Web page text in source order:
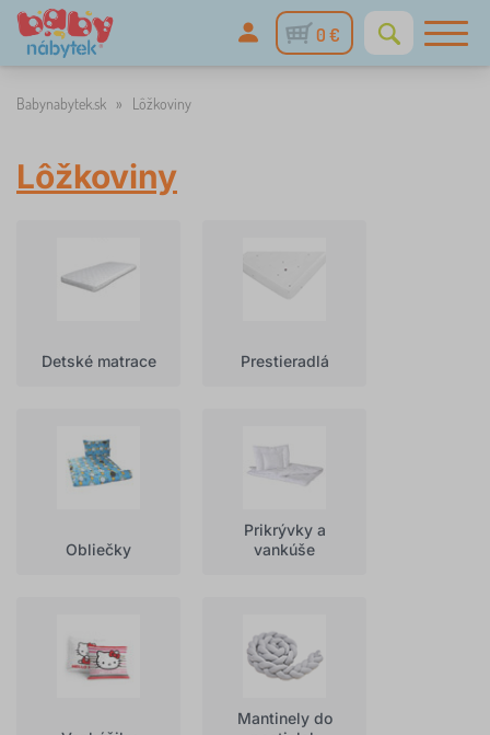
0 €
Babynabytek.sk » Lôžkoviny
Lôžkoviny
Detské matrace Prestieradlá
Obliečky
Prikrývky a
vankúše
Mantinely do